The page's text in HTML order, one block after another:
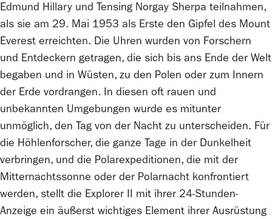
Edmund Hillary und Tensing Norgay Sherpa teilnahmen,
als sie am 29. Mai 1953 als Erste den Gipfel des Mount
Everest erreichten. Die Uhren wurden von Forschern
und Entdeckern getragen, die sich bis ans Ende der Welt
begaben und in Wüsten, zu den Polen oder zum Innern
der Erde vordrangen. In diesen oft rauen und
unbekannten Umgebungen wurde es mitunter
unmöglich, den Tag von der Nacht zu unterscheiden. Für
die Höhlenforscher, die ganze Tage in der Dunkelheit
verbringen, und die Polarexpeditionen, die mit der
Mitternachtssonne oder der Polarnacht konfrontiert
werden, stellt die Explorer II mit ihrer 24-Stunden-
Anzeige ein äußerst wichtiges Element ihrer Ausrüstung